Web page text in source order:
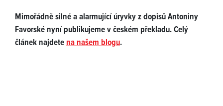
Mimořádně silné a alarmující úryvky z dopisů Antoniny
Favorské nyní publikujeme v českém překladu. Celý
článek najdetena našem blogu.